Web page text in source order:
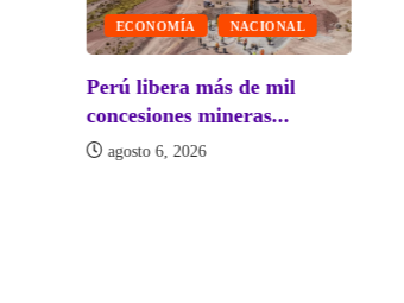
ECONOMÍA NACIONAL
Perú libera más de mil
concesiones mineras...
agosto 6, 2026